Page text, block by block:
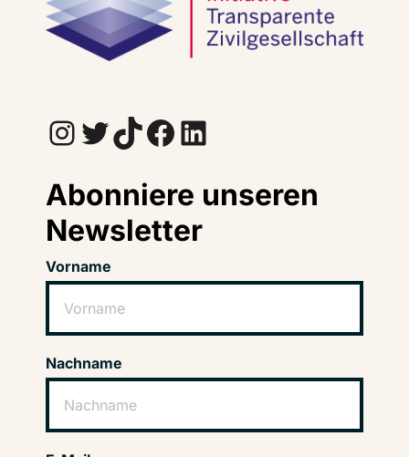
InstagramTwitter TikTok Facebook LinkedIn
Abonniere unseren
Newsletter
Vorname
Nachname